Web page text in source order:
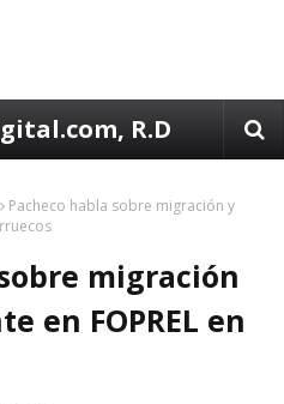
R.D
Pacheco habla sobre migración y
migración
en FOPREL en